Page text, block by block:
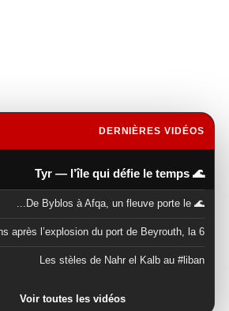
DERNIÈRES VIDÉOS
🌊 Tyr — l’île qui défie le temps
🌊 De Byblos à Afqa, un fleuve porte le...
6 ans après l’explosion du port de Beyrouth, la...
Les stèles de Nahr el Kalb au #liban
Voir toutes les vidéos